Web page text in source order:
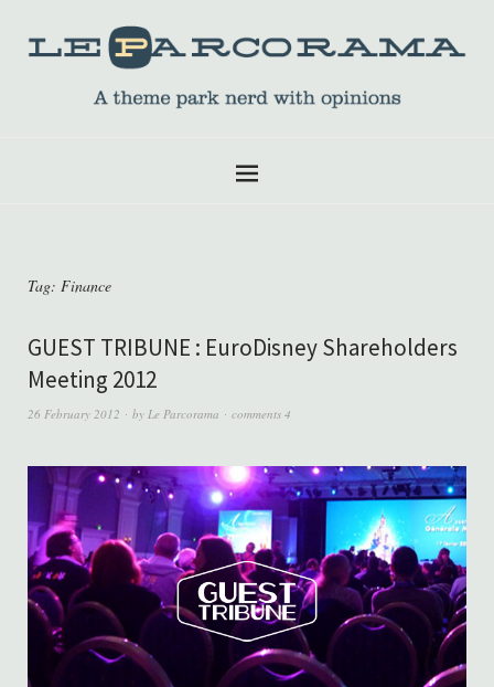
Tag: Finance
GUEST TRIBUNE : EuroDisney Shareholders
Meeting 2012
26 February 2012 by Le Parcorama comments 4